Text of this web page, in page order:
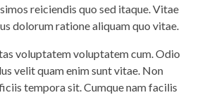
reiciendis quo sed itaque. Vitae
dolorum ratione aliquam quo vitae.
voluptatem voluptatem cum. Odio
velit quam enim sunt vitae. Non
tempora sit. Cumque nam facilis